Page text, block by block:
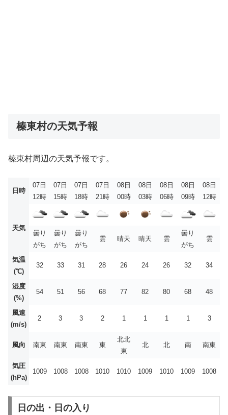
榛東村の天気予報
榛東村周辺の天気予報です。
日時
07日
12時
07日
15時
07日
18時
07日
21時
08日
00時
08日
03時
08日
06時
08日
09時
08日
12時
天気
曇り
がち
曇り
がち
曇り
がち
雲 晴天 晴天 雲
曇り
がち
雲
気温
(℃)
32 33 31 28 26 24 26 32 34
湿度
(%)
54 51 56 68 77 82 80 68 48
風速
(m/s)
2 3 3 2 1 1 1 1 3
風向 南東 南東 南東 東
北北
東
北 北 南 南東
気圧
(hPa)
1009 1008 1008 1010 1010 1009 1010 1009 1008
日の出・日の入り